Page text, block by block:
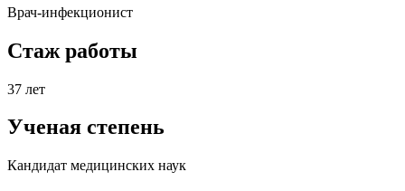
Врач-инфекционист
Стаж работы
37 лет
Ученая степень
Кандидат медицинских наук